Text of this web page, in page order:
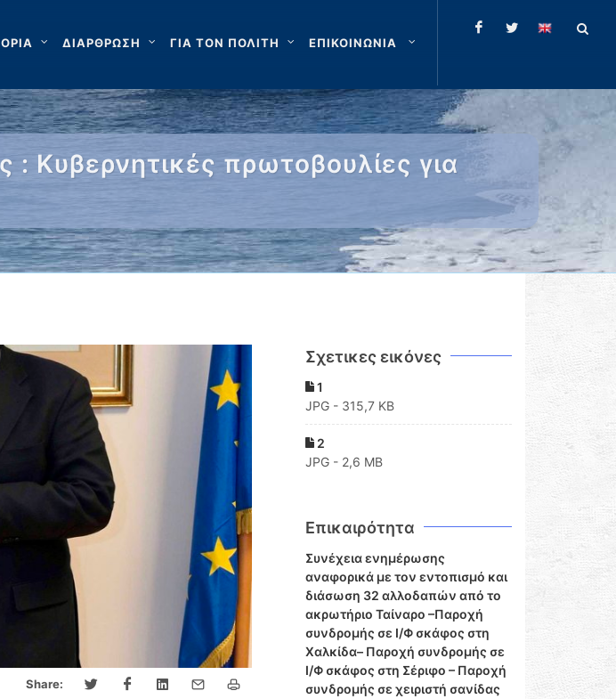
ΔΙΑΡΘΡΩΣΗ ΓΙΑ ΤΟΝ ΠΟΛΙΤΗ ΕΠΙΚΟΙΝΩΝΙΑ
Κυβερνητικές πρωτοβουλίες για
Share:
Σχετικες εικόνες
1
JPG - 315,7 KB
2
JPG - 2,6 MB
Επικαιρότητα
Συνέχεια ενημέρωσης
αναφορικά με τον εντοπισμό και
διάσωση 32 αλλοδαπών από το
ακρωτήριο Ταίναρο –Παροχή
συνδρομής σε Ι/Φ σκάφος στη
Χαλκίδα– Παροχή συνδρομής σε
Ι/Φ σκάφος στη Σέριφο – Παροχή
συνδρομής σε χειριστή σανίδας